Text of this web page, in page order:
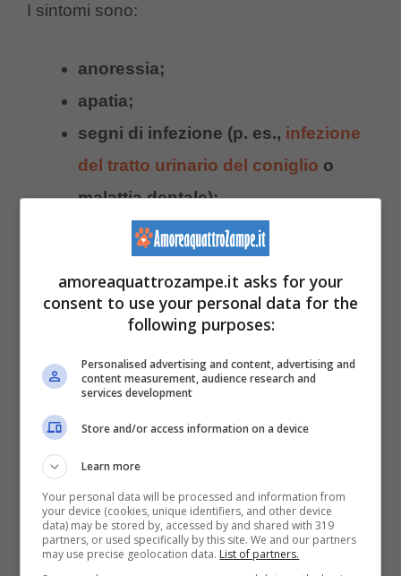
I sintomi sono:
anoressia;
apatia;
segni di infezione (p. es., infezione
del tratto urinario del coniglio o
malattia dentale);
calore emanato dalle articolazioni;
diminuzione del movimento;
dolori articolari;
articolazioni gonfie e calde, a causa
dell’accumulo di liquido e
dell’aumento del flusso sanguigno
nell’articolazione;
SEGUICI ANCHE SU:FACEBOOK|
TIKTOK | INSTAGRAM|YOUTUBE|
amoreaquattrozampe.it asks for your
consent to use your personal data for the
following purposes:
Personalised advertising and content, advertising and
content measurement, audience research and
services development
Store and/or access information on a device
Learn more
Your personal data will be processed and information from
your device (cookies, unique identifiers, and other device
data) may be stored by, accessed by and shared with 319
partners, or used specifically by this site. We and our partners
may use precise geolocation data. List of partners.